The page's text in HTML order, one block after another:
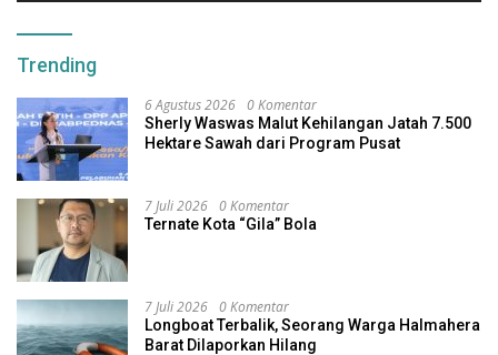
Trending
6 Agustus 2026 0 Komentar
Sherly Waswas Malut Kehilangan Jatah 7.500
Hektare Sawah dari Program Pusat
7 Juli 2026 0 Komentar
Ternate Kota “Gila” Bola
7 Juli 2026 0 Komentar
Longboat Terbalik, Seorang Warga Halmahera
Barat Dilaporkan Hilang